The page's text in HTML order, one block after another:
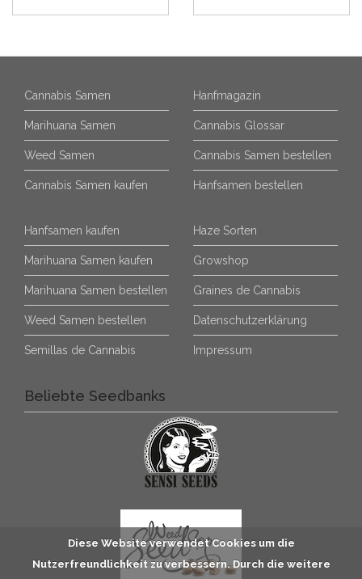
Cannabis Samen
Marihuana Samen
Weed Samen
Cannabis Samen kaufen
Hanfmagazin
Cannabis Glossar
Cannabis Samen bestellen
Hanfsamen bestellen
Hanfsamen kaufen
Marihuana Samen kaufen
Marihuana Samen bestellen
Weed Samen bestellen
Semillas de Cannabis
Haze Sorten
Growshop
Graines de Cannabis
Datenschutzerklärung
Impressum
Beliebte Seedbanks
Diese Website verwendet Cookies um die
Nutzerfreundlichkeit zu verbessern. Durch die weitere